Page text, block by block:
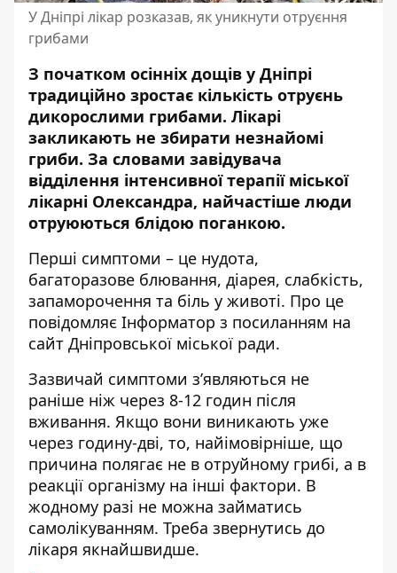
У Дніпрі лікар розказав, як уникнути отруєння
грибами
З початком осінніх дощів у Дніпрі
традиційно зростає кількість отруєнь
дикорослими грибами. Лікарі
закликають не збирати незнайомі
гриби. За словами завідувача
відділення інтенсивної терапії міської
лікарні Олександра, найчастіше люди
отруюються блідою поганкою.
Перші симптоми – це нудота,
багаторазове блювання, діарея, слабкість,
запаморочення та біль у животі. Про це
повідомляє Інформатор з посиланням на
сайт Дніпровської міської ради.
Зазвичай симптоми з’являються не
раніше ніж через 8-12 годин після
вживання. Якщо вони виникають уже
через годину-дві, то, найімовірніше, що
причина полягає не в отруйному грибі, а в
реакції організму на інші фактори. В
жодному разі не можна займатись
самолікуванням. Треба звернутись до
лікаря якнайшвидше.